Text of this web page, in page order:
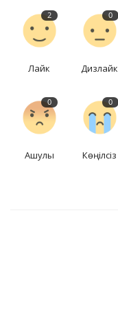
2
Лайк
0
Дизлайк
0
Ашулы
0
Көңілсіз